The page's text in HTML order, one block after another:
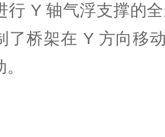
行 Y 轴气浮支撑的
了桥架在 Y 方向移